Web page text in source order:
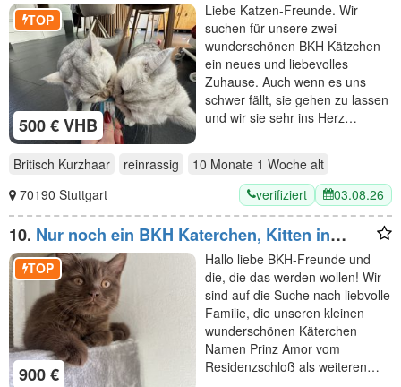
500 € VHB
TOP
Liebe Katzen-Freunde. Wir
suchen für unsere zwei
wunderschönen BKH Kätzchen
ein neues und liebevolles
Zuhause. Auch wenn es uns
schwer fällt, sie gehen zu lassen
und wir sie sehr ins Herz…
Britisch Kurzhaar reinrassig 10 Monate 1 Woche alt
70190 Stuttgart
verifiziert 03.08.26
10. Nur noch ein BKH Katerchen, Kitten in
chocolate mit Stammbaum
900 €
TOP
Hallo liebe BKH-Freunde und
die, die das werden wollen! Wir
sind auf die Suche nach liebvolle
Familie, die unseren kleinen
wunderschönen Käterchen
Namen Prinz Amor vom
Residenzschloß als weiteren…